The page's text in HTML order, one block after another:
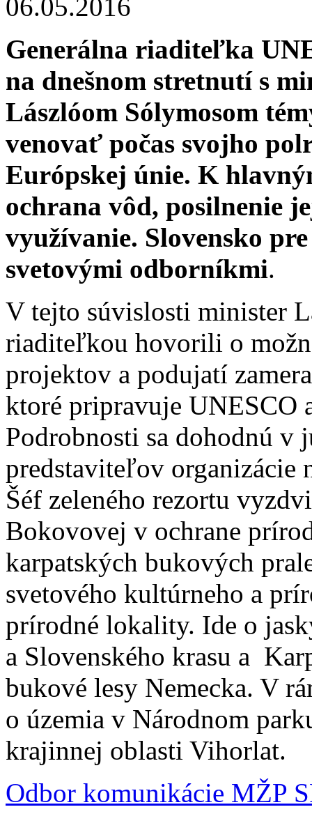
06.05.2016
Generálna riaditeľka
na dnešnom stretnutí s
Lászlóom Sólymosom
venovať počas svojho
Európskej únie. K
ochrana vôd, posilnenie
využívanie. Slovensko
svetovými odborníkmi.
V tejto súvislosti minister
riaditeľkou hovorili o
projektov a podujatí
ktoré pripravuje UNESCO
Podrobnosti sa dohodnú v
predstaviteľov organizácie
Šéf zeleného rezortu
Bokovovej v ochrane
karpatských bukových
svetového kultúrneho a
prírodné lokality. Ide o
a Slovenského krasu a
bukové lesy Nemecka. V
o územia v Národnom
krajinnej oblasti Vihorlat.
Odbor komunikácie MŽP